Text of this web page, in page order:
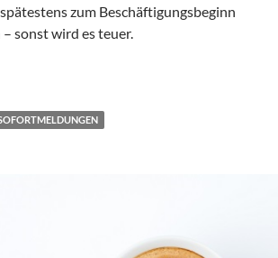
zum Beschäftigungsbeginn
sonst wird es teuer.
Pflicht in diesen Branchen